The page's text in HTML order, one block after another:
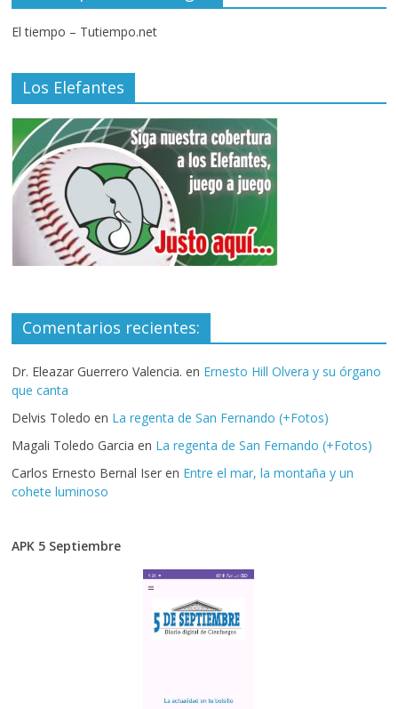
El tiempo – Tutiempo.net
Los Elefantes
Comentarios recientes:
Dr. Eleazar Guerrero Valencia. en Ernesto Hill Olvera y su órgano
que canta
Delvis Toledo en La regenta de San Fernando (+Fotos)
Magali Toledo Garcia en La regenta de San Fernando (+Fotos)
Carlos Ernesto Bernal Iser en Entre el mar, la montaña y un
cohete luminoso
APK 5 Septiembre